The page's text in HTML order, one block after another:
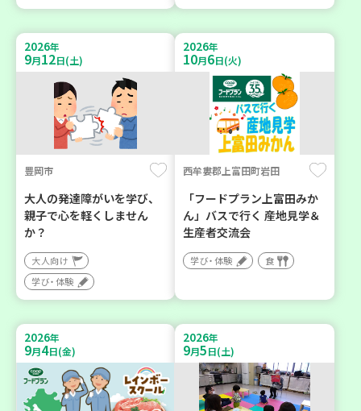
2026年
9月12日(土)
豊岡市
大人の発達障がいを学び、
親子で心を軽くしません
か？
大人向け
学び・体験
2026年
10月6日(火)
西牟婁郡上富田町岩田
「フードプラン上富田みか
ん」バスで行く 産地見学＆
生産者交流会
学び・体験 食
2026年
9月4日(金)
2026年
9月5日(土)